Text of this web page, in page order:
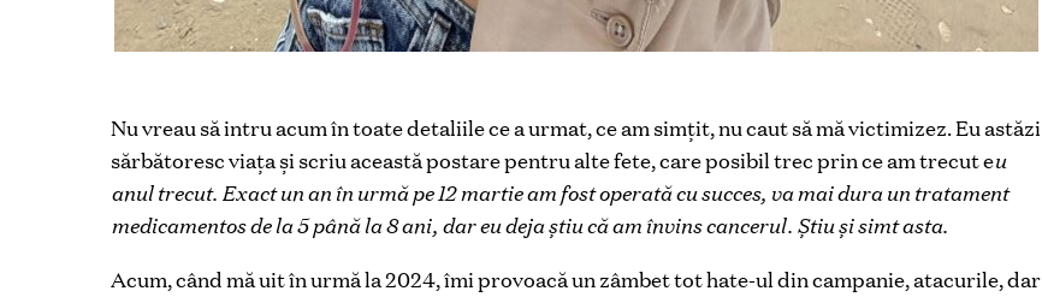
Nu vreau să intru acum în toate detaliile ce a urmat, ce am simțit, nu caut să mă victimizez. Eu astăzi
sărbătoresc viața și scriu această postare pentru alte fete, care posibil trec prin ce am trecut eu
anul trecut. Exact un an în urmă pe 12 martie am fost operată cu succes, va mai dura un tratament
medicamentos de la 5 până la 8 ani, dar eu deja știu că am învins cancerul. Știu și simt asta.
Acum, când mă uit în urmă la 2024, îmi provoacă un zâmbet tot hate-ul din campanie, atacurile, dar